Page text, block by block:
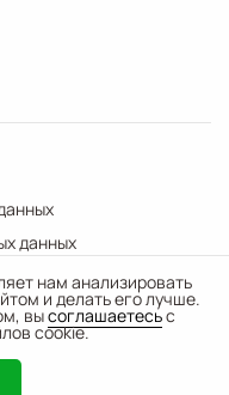
нам анализировать
и делать его лучше.
высоглашаетесьс
cookie.
корзину
данных